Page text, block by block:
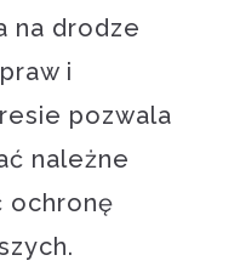
na drodze
i
pozwala
należne
ochronę